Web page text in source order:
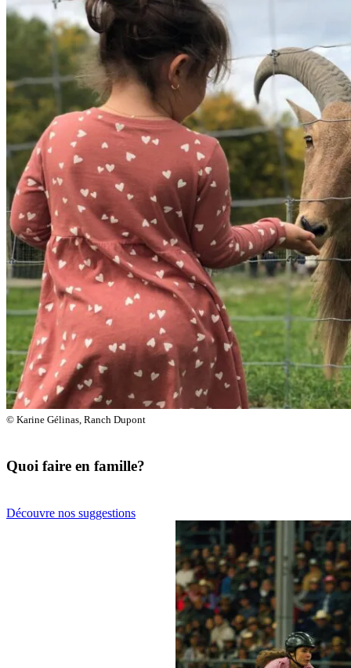
© Karine Gélinas, Ranch Dupont
Quoi faire en famille?
Découvre nos suggestions